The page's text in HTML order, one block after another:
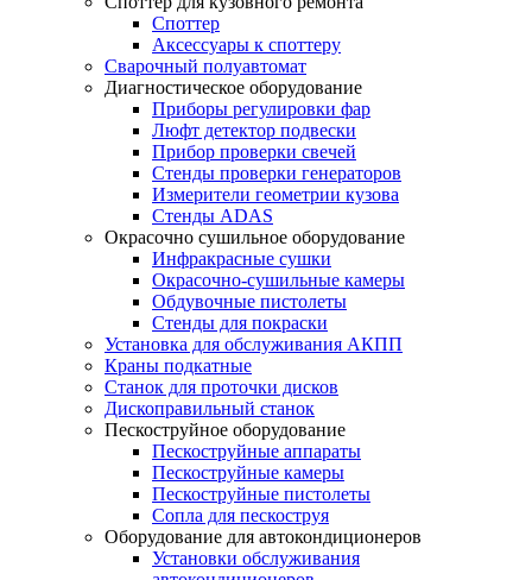
Споттер
Aкceccуapы к cпoттepу
Сварочный полуавтомат
Диагностическое оборудование
Приборы регулировки фар
Люфт детектор подвески
Прибор проверки свечей
Стенды проверки генераторов
Измерители геометрии кузова
Стенды ADAS
Окрасочно сушильное оборудование
Инфракрасные сушки
Окрасочно-сушильные камеры
Обдувочные пистолеты
Стенды для покраски
Установка для обслуживания АКПП
Краны подкатные
Станок для проточки дисков
Дископравильный станок
Пескоструйное оборудование
Пескоструйные аппараты
Пескоструйные камеры
Пескоструйные пистолеты
Сопла для пескоструя
Оборудование для автокондиционеров
Установки обслуживания